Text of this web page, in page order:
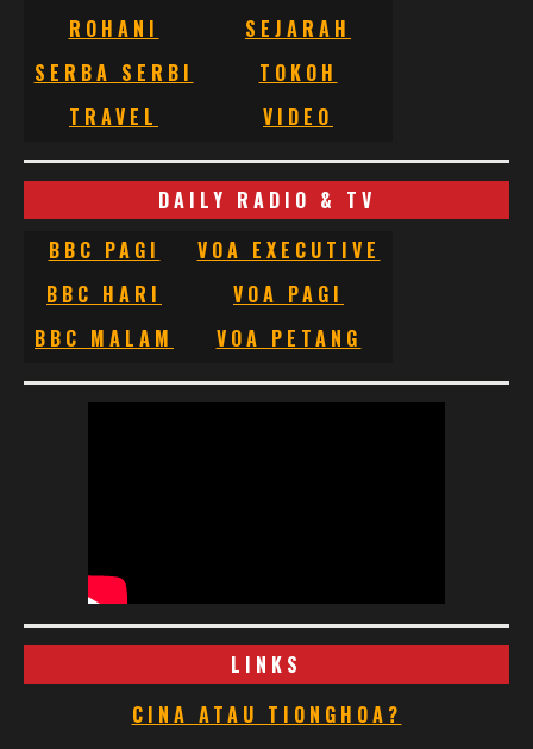
ROHANI
SEJARAH
SERBA SERBI
TOKOH
TRAVEL
VIDEO
DAILY RADIO & TV
BBC PAGI
VOA EXECUTIVE
BBC HARI
VOA PAGI
BBC MALAM
VOA PETANG
LINKS
CINA ATAU TIONGHOA?